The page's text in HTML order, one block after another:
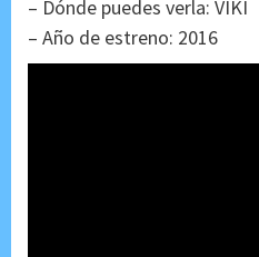
– Dónde puedes verla: VIKI
– Año de estreno: 2016